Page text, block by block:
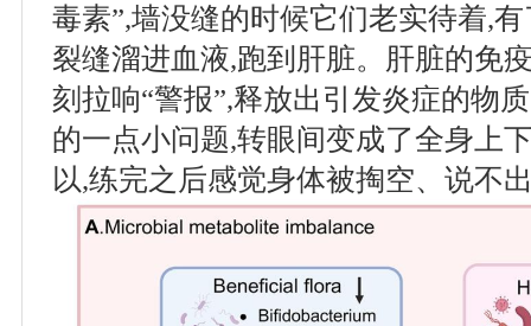
毒素”,墙没缝的时候它们老实待着,
裂缝溜进血液,跑到肝脏。肝脏的免
刻拉响“警报”,释放出引发炎症的物
的一点小问题,转眼间变成了全身上
以,练完之后感觉身体被掏空、说不